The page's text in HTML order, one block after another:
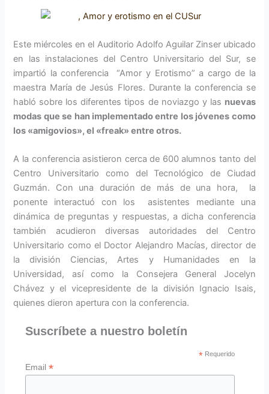
Este miércoles en el Auditorio Adolfo Aguilar Zinser ubicado
en las instalaciones del Centro Universitario del Sur, se
impartió la conferencia “Amor y Erotismo” a cargo de la
maestra María de Jesús Flores. Durante la conferencia se
habló sobre los diferentes tipos de noviazgo y las nuevas
modas que se han implementado entre los jóvenes como
los «amigovios», el «freak» entre otros.
A la conferencia asistieron cerca de 600 alumnos tanto del
Centro Universitario como del Tecnológico de Ciudad
Guzmán. Con una duración de más de una hora, la
ponente interactuó con los asistentes mediante una
dinámica de preguntas y respuestas, a dicha conferencia
también acudieron diversas autoridades del Centro
Universitario como el Doctor Alejandro Macías, director de
la división Ciencias, Artes y Humanidades en la
Universidad, así como la Consejera General Jocelyn
Chávez y el vicepresidente de la división Ignacio Isais,
quienes dieron apertura con la conferencia.
Suscríbete a nuestro boletín
* Requerido
Email*